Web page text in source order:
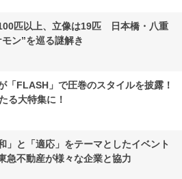
匹以上、立像は19匹 日本橋・八重
ン”を巡る謎解き
「FLASH」で圧巻のスタイルを披露！
る大特集に！
」と「適応」をテーマとしたイベント
急不動産が様々な企業と協力